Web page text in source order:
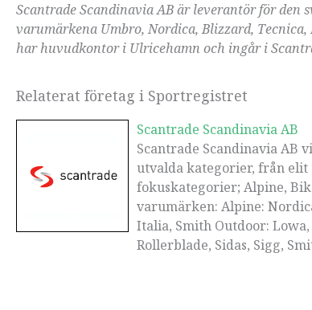
Scantrade Scandinavia AB är leverantör för den
varumärkena Umbro, Nordica, Blizzard,
har huvudkontor i Ulricehamn och ingår i
Relaterat företag i Sportregistret
Scantrade Scandinavia AB
Scantrade Scandinavia
utvalda kategorier, från
fokuskategorier; Alpine,
varumärken: Alpine:
Italia, Smith Outdoor:
Rollerblade, Sidas, Sigg,